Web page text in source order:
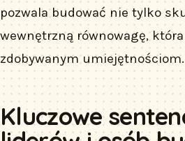
pozwala budować nie tylko
wewnętrzną równowagę,
zdobywanym umiejętnościom.
Kluczowe